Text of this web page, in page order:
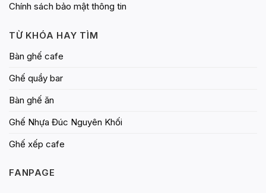
Chính sách bảo mật thông tin
TỪ KHÓA HAY TÌM
Bàn ghế cafe
Ghế quầy bar
Bàn ghế ăn
Ghế Nhựa Đúc Nguyên Khối
Ghế xếp cafe
FANPAGE